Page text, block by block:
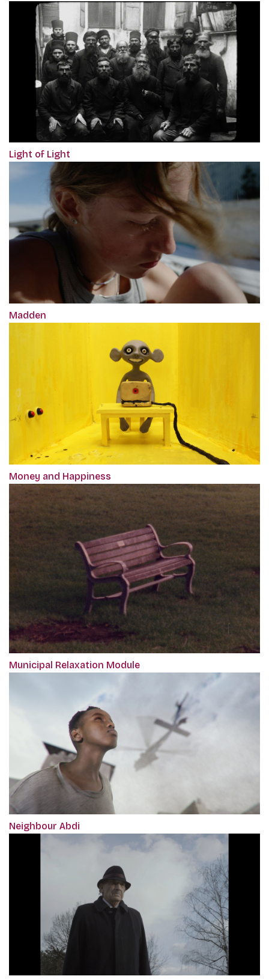
Light of Light
Madden
Money and Happiness
Municipal Relaxation Module
Neighbour Abdi